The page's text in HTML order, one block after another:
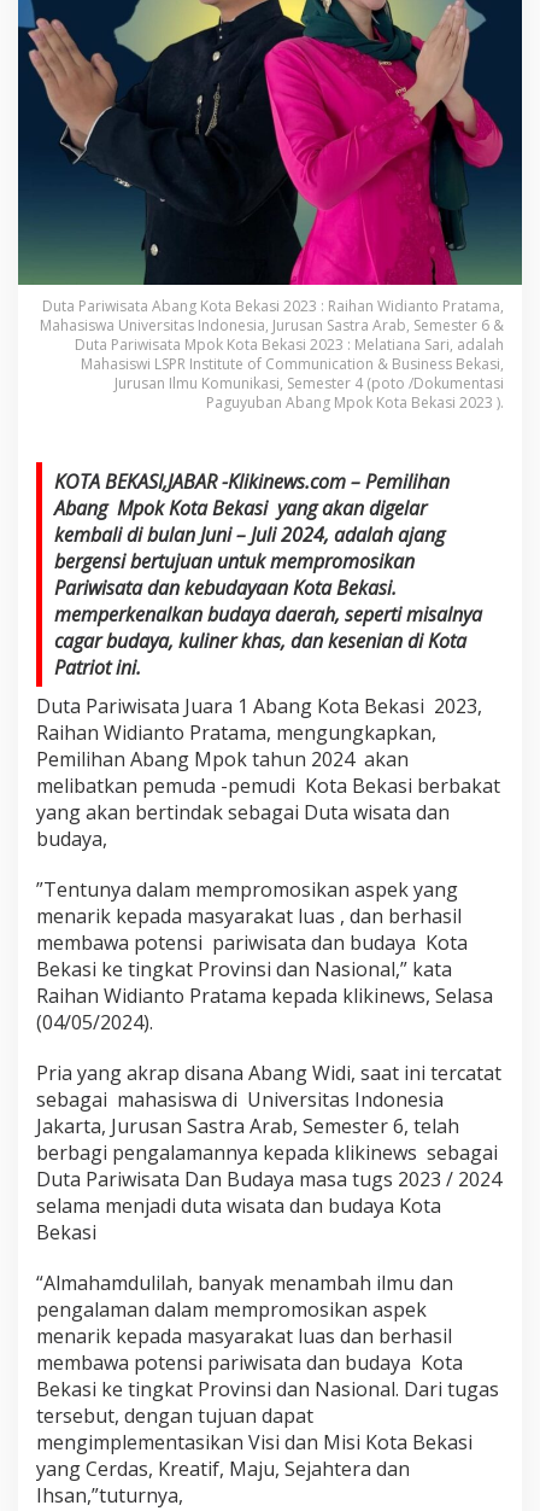
Duta Pariwisata Abang Kota Bekasi 2023 : Raihan Widianto Pratama,
Mahasiswa Universitas Indonesia, Jurusan Sastra Arab, Semester 6 &
Duta Pariwisata Mpok Kota Bekasi 2023 : Melatiana Sari, adalah
Mahasiswi LSPR Institute of Communication & Business Bekasi,
Jurusan Ilmu Komunikasi, Semester 4 (poto /Dokumentasi
Paguyuban Abang Mpok Kota Bekasi 2023 ).
KOTA BEKASI,JABAR -Klikinews.com – Pemilihan
Abang Mpok Kota Bekasi yang akan digelar
kembali di bulan Juni – Juli 2024, adalah ajang
bergensi bertujuan untuk mempromosikan
Pariwisata dan kebudayaan Kota Bekasi.
memperkenalkan budaya daerah, seperti misalnya
cagar budaya, kuliner khas, dan kesenian di Kota
Patriot ini.
Duta Pariwisata Juara 1 Abang Kota Bekasi 2023,
Raihan Widianto Pratama, mengungkapkan,
Pemilihan Abang Mpok tahun 2024 akan
melibatkan pemuda -pemudi Kota Bekasi berbakat
yang akan bertindak sebagai Duta wisata dan
budaya,
”Tentunya dalam mempromosikan aspek yang
menarik kepada masyarakat luas , dan berhasil
membawa potensi pariwisata dan budaya Kota
Bekasi ke tingkat Provinsi dan Nasional,” kata
Raihan Widianto Pratama kepada klikinews, Selasa
(04/05/2024).
Pria yang akrap disana Abang Widi, saat ini tercatat
sebagai mahasiswa di Universitas Indonesia
Jakarta, Jurusan Sastra Arab, Semester 6, telah
berbagi pengalamannya kepada klikinews sebagai
Duta Pariwisata Dan Budaya masa tugs 2023 / 2024
selama menjadi duta wisata dan budaya Kota
Bekasi
“Almahamdulilah, banyak menambah ilmu dan
pengalaman dalam mempromosikan aspek
menarik kepada masyarakat luas dan berhasil
membawa potensi pariwisata dan budaya Kota
Bekasi ke tingkat Provinsi dan Nasional. Dari tugas
tersebut, dengan tujuan dapat
mengimplementasikan Visi dan Misi Kota Bekasi
yang Cerdas, Kreatif, Maju, Sejahtera dan
Ihsan,”tuturnya,